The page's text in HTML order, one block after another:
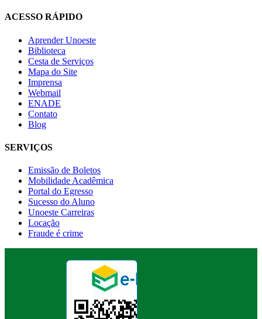
ACESSO RÁPIDO
Aprender Unoeste
Biblioteca
Cesta de Serviços
Mapa do Site
Imprensa
Webmail
ENADE
Contato
Blog
SERVIÇOS
Emissão de Boletos
Mobilidade Acadêmica
Portal do Egresso
Sucesso do Aluno
Unoeste Carreiras
Locação
Fraude é crime